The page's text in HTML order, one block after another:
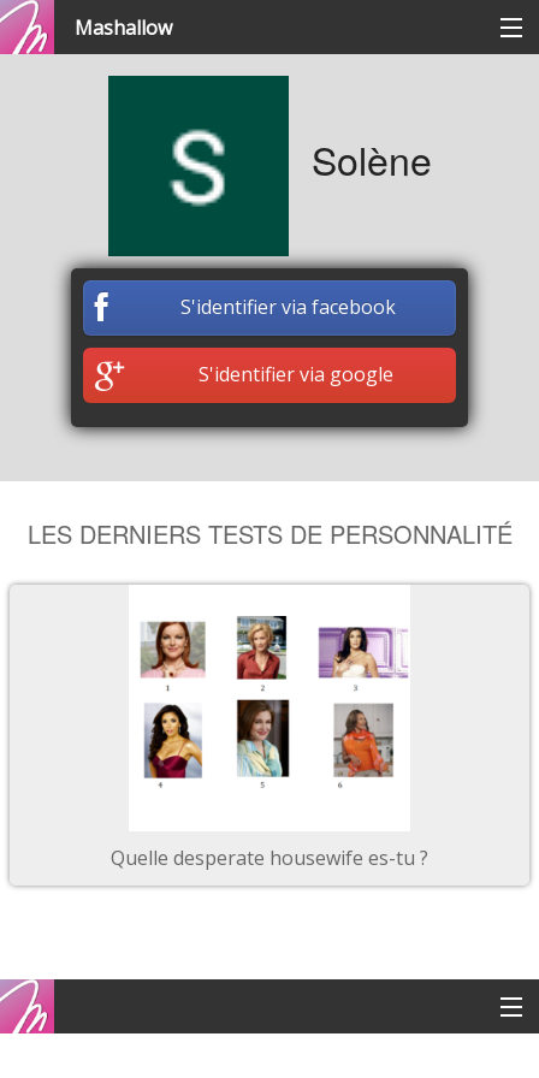
Mashallow
Se connecter / s'inscrire
Créer un quizz
Solène
S'identifier via facebook
S'identifier via google
LES DERNIERS TESTS DE PERSONNALITÉ
Quelle desperate housewife es-tu ?